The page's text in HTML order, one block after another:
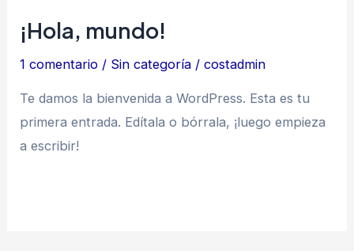
¡Hola, mundo!
1 comentario / Sin categoría /costadmin
Te damos la bienvenida a WordPress. Esta es tu
primera entrada. Edítala o bórrala, ¡luego empieza
a escribir!
¡Hola,